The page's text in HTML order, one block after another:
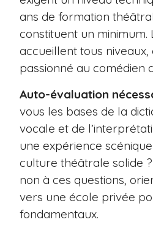
ans de formation
constituent un minimum.
accueillent tous
passionné au comédien
Auto-évaluation
vous les bases de la
vocale et de
une expérience
culture théâtrale solide
non à ces questions,
vers une école privée
fondamentaux.